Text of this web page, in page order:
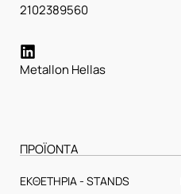
2102389560
Metallon Hellas
ΠΡΟΪΟΝΤΑ
ΕΚΘΕΤΗΡΙΑ - STANDS